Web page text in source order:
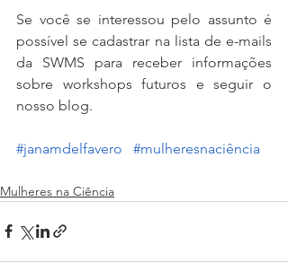
Se você se interessou pelo assunto é
possível se cadastrar na lista de e-mails
da SWMS para receber informações
sobre workshops futuros e seguir o
nosso blog.
#janamdelfavero #mulheresnaciência
Mulheres na Ciência